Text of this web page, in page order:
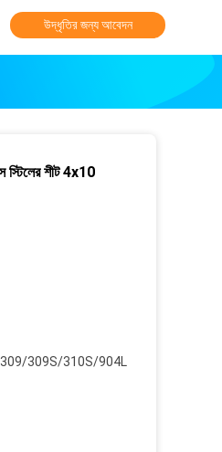
উদ্ধৃতির জন্য আবেদন
স্টিলের শীট 4x10
309S/310S/904Lect,